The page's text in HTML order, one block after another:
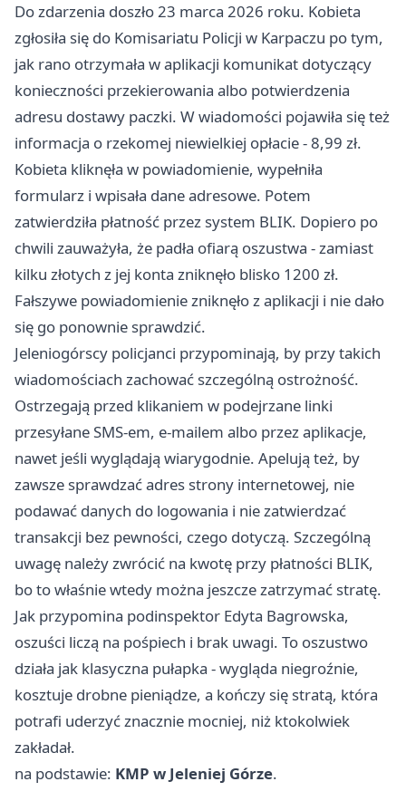
Do zdarzenia doszło 23 marca 2026 roku. Kobieta
zgłosiła się do Komisariatu Policji w Karpaczu po tym,
jak rano otrzymała w aplikacji komunikat dotyczący
konieczności przekierowania albo potwierdzenia
adresu dostawy paczki. W wiadomości pojawiła się też
informacja o rzekomej niewielkiej opłacie - 8,99 zł.
Kobieta kliknęła w powiadomienie, wypełniła
formularz i wpisała dane adresowe. Potem
zatwierdziła płatność przez system BLIK. Dopiero po
chwili zauważyła, że padła ofiarą oszustwa - zamiast
kilku złotych z jej konta zniknęło blisko 1200 zł.
Fałszywe powiadomienie zniknęło z aplikacji i nie dało
się go ponownie sprawdzić.
Jeleniogórscy policjanci przypominają, by przy takich
wiadomościach zachować szczególną ostrożność.
Ostrzegają przed klikaniem w podejrzane linki
przesyłane SMS-em, e-mailem albo przez aplikacje,
nawet jeśli wyglądają wiarygodnie. Apelują też, by
zawsze sprawdzać adres strony internetowej, nie
podawać danych do logowania i nie zatwierdzać
transakcji bez pewności, czego dotyczą. Szczególną
uwagę należy zwrócić na kwotę przy płatności BLIK,
bo to właśnie wtedy można jeszcze zatrzymać stratę.
Jak przypomina podinspektor Edyta Bagrowska,
oszuści liczą na pośpiech i brak uwagi. To oszustwo
działa jak klasyczna pułapka - wygląda niegroźnie,
kosztuje drobne pieniądze, a kończy się stratą, która
potrafi uderzyć znacznie mocniej, niż ktokolwiek
zakładał.
na podstawie: KMP w Jeleniej Górze.